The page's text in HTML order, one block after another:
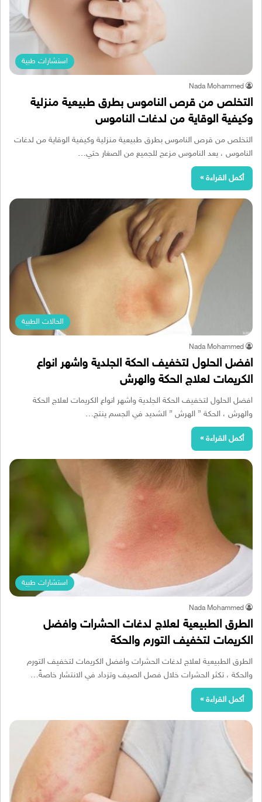
استشارات طبية
Nada Mohammed
التخلص من قرص الناموس بطرق طبيعية منزلية
وكيفية الوقاية من لدغات الناموس
التخلص من قرص الناموس بطرق طبيعية منزلية وكيفية الوقاية من لدغات
الناموس ، يعد الناموس مزعج للجميع من الصغار حتي…
أكمل القراءة »
الحالات الطبية
Nada Mohammed
افضل الحلول لتخفيف الحكة الجلدية واشهر انواع
الكريمات لعلاج الحكة والهرش
افضل الحلول لتخفيف الحكة الجلدية واشهر انواع الكريمات لعلاج الحكة
والهرش ، الحكة ” الهرش ” الشديد في الجسم ينتج…
أكمل القراءة »
استشارات طبية
Nada Mohammed
الطرق الطبيعية لعلاج لدغات الحشرات وافضل
الكريمات لتخفيف التورم والحكة
الطرق الطبيعية لعلاج لدغات الحشرات وافضل الكريمات لتخفيف التورم
والحكة ، تكثر الحشرات خلال فصل الصيف وتزداد في الانتشار خاصةً…
أكمل القراءة »